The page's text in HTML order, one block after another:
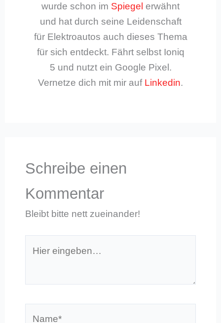
wurde schon im Spiegel erwähnt
und hat durch seine Leidenschaft
für Elektroautos auch dieses Thema
für sich entdeckt. Fährt selbst Ioniq
5 und nutzt ein Google Pixel.
Vernetze dich mit mir auf Linkedin.
Schreibe einen
Kommentar
Bleibt bitte nett zueinander!
eingeben…